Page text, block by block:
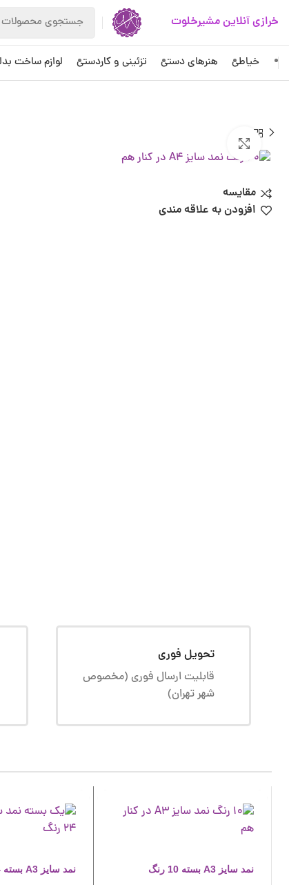
خرازی آنلاین مشیرخلوت
خیاطی هنرهای دستی تزئینی و کاردستی لوازم ساخت
مقایسه
افزودن به علاقه مندی
تحویل فوری
قابلیت ارسال فوری (مخصوص
شهر تهران)
نمد سایز A3 بسته 10 رنگ نمد سایز A3 بسته 24 رنگ